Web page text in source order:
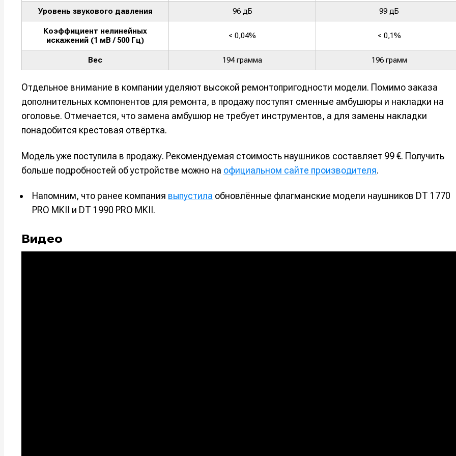
Мы в социальных сетях
Информация
О проекте Реклама Редакционная политика (в разработке) Предложение
Помощь проекту
Мы в социальных сетях
Информация
О проекте Реклама Редакционная политика (в разработке) Предложение
Помощь проекту
Уровень звукового давления 96 дБ 99 дБ
Коэффициент нелинейных
искажений (1 мВ / 500 Гц)
< 0,04% < 0,1%
Вес 194 грамма 196 грамм
Отдельное внимание в компании уделяют высокой ремонтопригодности модели. Помимо заказа
дополнительных компонентов для ремонта, в продажу поступят сменные амбушюры и накладки на
оголовье. Отмечается, что замена амбушюр не требует инструментов, а для замены накладки
понадобится крестовая отвёртка.
Модель уже поступила в продажу. Рекомендуемая стоимость наушников составляет 99 €. Получить
больше подробностей об устройстве можно на официальном сайте производителя.
Напомним, что ранее компания выпустила обновлённые флагманские модели наушников DT 1770
PRO MKII и DT 1990 PRO MKII.
Видео